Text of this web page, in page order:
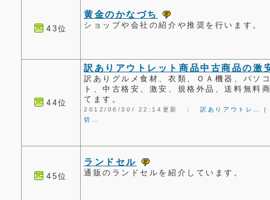
43位
黄金のかなづち
ショップや会社の紹介や推奨を行います。
44位
訳ありアウトレット商品中古商品の激
訳ありグルメ食材、衣類、ＯＡ機器、パソ
ト、中古格安、激安、規格外品、送料無料
てます。
2012/06/30/ 22:14更新 ：訳ありアウトレ…
切…
45位
ランドセル
通販のランドセルを紹介しています。